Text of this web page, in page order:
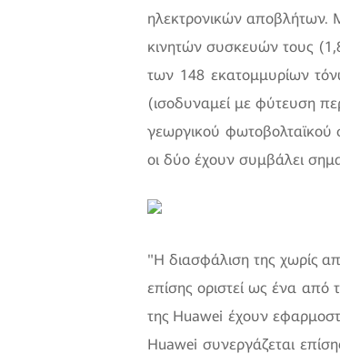
ηλεκτρονικών
κινητών συσκευών τους
των 148 εκατομμυρίων
(ισοδυναμεί με φύτευση
γεωργικού φωτοβολταϊκού
οι δύο έχουν συμβάλει
"Η διασφάλιση της χωρίς
επίσης οριστεί ως ένα
της Huawei έχουν
Huawei συνεργάζεται